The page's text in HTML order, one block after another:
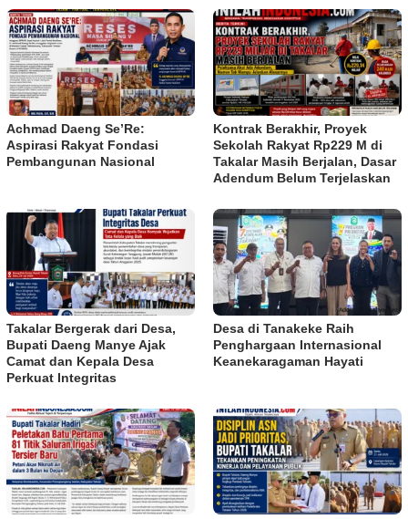
Achmad Daeng Se’Re:
Aspirasi Rakyat Fondasi
Pembangunan Nasional
Kontrak Berakhir, Proyek
Sekolah Rakyat Rp229 M di
Takalar Masih Berjalan, Dasar
Adendum Belum Terjelaskan
Takalar Bergerak dari Desa,
Bupati Daeng Manye Ajak
Camat dan Kepala Desa
Perkuat Integritas
Desa di Tanakeke Raih
Penghargaan Internasional
Keanekaragaman Hayati